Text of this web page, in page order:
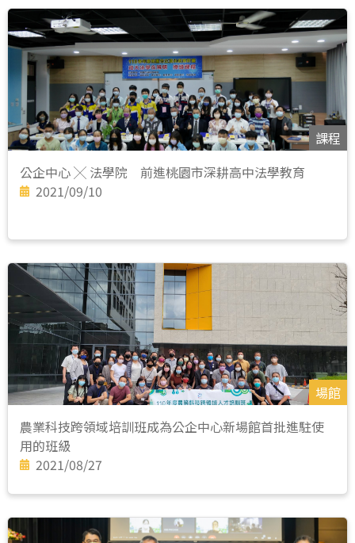
課程
公企中心 ╳ 法學院 前進桃園市深耕高中法學教育
2021/09/10
場館
農業科技跨領域培訓班成為公企中心新場館首批進駐使
用的班級
2021/08/27